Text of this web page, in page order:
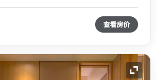
查看房价
展开